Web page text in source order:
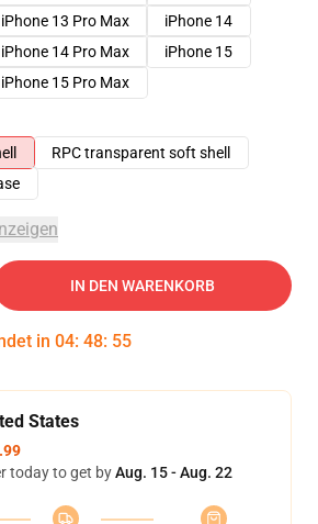
iPhone 13 Pro Max
iPhone 14
iPhone 14 Pro Max
iPhone 15
iPhone 15 Pro Max
RPC transparent soft shell
IN DEN WARENKORB
in 04: 48: 54
States
today to get byAug. 15 - Aug. 22